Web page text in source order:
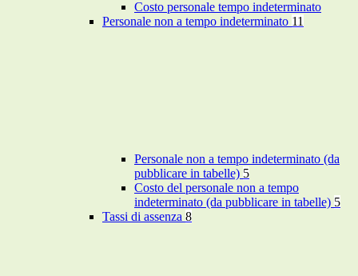
Costo personale tempo indeterminato
Personale non a tempo indeterminato 11
Personale non a tempo indeterminato (da
pubblicare in tabelle) 5
Costo del personale non a tempo
indeterminato (da pubblicare in tabelle) 5
Tassi di assenza 8